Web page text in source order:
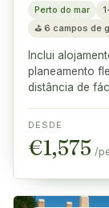
Perto do mar
⛳ 6 campos de
Inclui
planeamento
distância de
DESDE
€1,575 /